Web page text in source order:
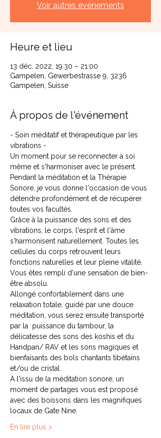
Voir autres événements
Heure et lieu
13 déc. 2022, 19:30 – 21:00
Gampelen, Gewerbestrasse 9, 3236
Gampelen, Suisse
À propos de l'événement
- Soin méditatif et thérapeutique par les
vibrations -
Un moment pour se reconnecter à soi
même et s'harmoniser avec le présent.
Pendant la méditation et la Thérapie
Sonore, je vous donne l'occasion de vous
détendre profondément et de récupérer
toutes vos facultés.
Grâce à la puissance des sons et des
vibrations, le corps, l'esprit et l'âme
s'harmonisent naturellement. Toutes les
cellules du corps retrouvent leurs
fonctions naturelles et leur pleine vitalité.
Vous êtes rempli d'une sensation de bien-
être absolu.
Allongé confortablement dans une
relaxation totale, guidé par une douce
méditation, vous serez ensuite transporté
par la  puissance du tambour, la
délicatesse des sons des koshis et du
Handpan/ RAV et les sons magiques et
bienfaisants des bols chantants tibétains
et/ou de cristal.
A l'issu de la méditation sonore, un
moment de partages vous est proposé
avec des boissons dans les magnifiques
locaux de Gate Nine.
En lire plus >